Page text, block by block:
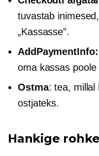
tuvastab
„Kassasse”.
AddPaymentInfo:
oma kassas poole
Ostma: tea, millal
ostjateks.
Hankige